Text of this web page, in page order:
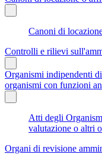
Canoni di
Controlli e rilievi
Organismi indipendenti
organismi con funzioni
Atti degli
valutazione o altri
Organi di revisione